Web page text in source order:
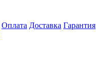
Оплата Доставка Гарантия